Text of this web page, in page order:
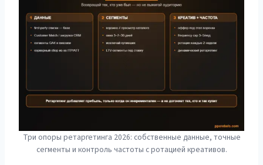
Три опоры ретаргетинга 2026: собственные данные, точные
сегменты и контроль частоты с ротацией креативов.